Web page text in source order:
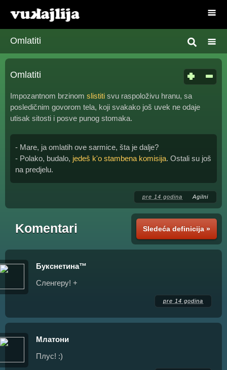
Omlatiti
Omlatiti
Impozantnom brzinom slistiti svu raspoloživu hranu, sa
posledičnim govorom tela, koji svakako još uvek ne odaje
utisak sitosti i posve punog stomaka.
- Mare, ja omlatih ove sarmice, šta je dalje?
- Polako, budalo, jedeš k'o stambena komisija. Ostali su još
na predjelu.
pre 14 godina Agilni
Sledeća definicija »
Komentari
Букснетина™
Сленгеру! +
pre 14 godina
Млатони
Плус! :)